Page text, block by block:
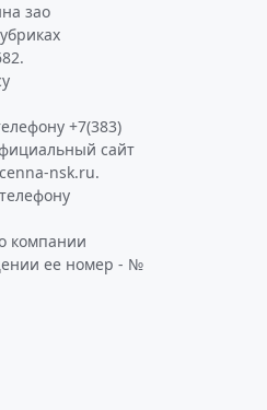
зао
+7(383)
сайт
nsk.ru.
компании
ее номер - №